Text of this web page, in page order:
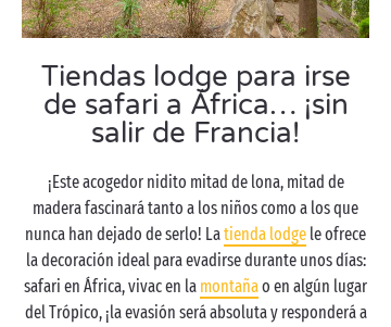
Tiendas lodge para irse
de safari a África… ¡sin
salir de Francia!
¡Este acogedor nidito mitad de lona, mitad de
madera fascinará tanto a los niños como a los que
nunca han dejado de serlo! Latienda lodge le ofrece
la decoración ideal para evadirse durante unos días:
safari en África, vivac en la montañao en algún lugar
del Trópico, ¡la evasión será absoluta y responderá a